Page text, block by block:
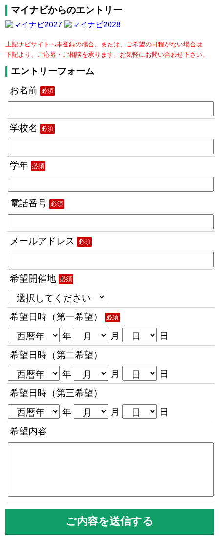
マイナビからのエントリー
上記ナビサイトへ未登録の場合、または、ご希望の日程がない場合は
下記より、ご応募・ご相談を承ります。お気軽にお問い合わせ下さい。
エントリーフォーム
お名前 必須
学校名 必須
学年 必須
電話番号 必須
メールアドレス 必須
希望開催地 必須
希望日時（第一希望） 必須
年 月
日
希望日時（第二希望）
年
月
日
希望日時（第三希望）
年
月
日
希望内容